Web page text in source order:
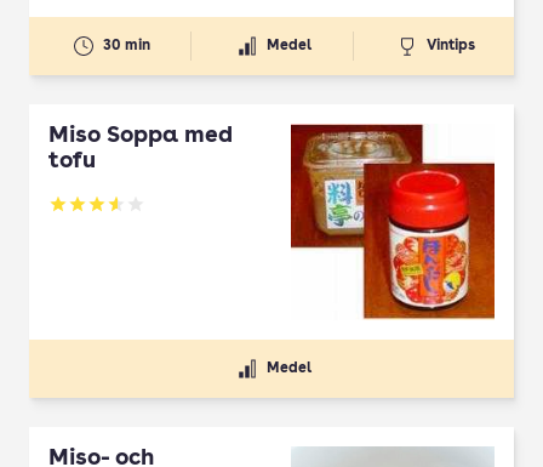
30 min Medel Vintips
Miso Soppa med
tofu
Betyg: 3.57 av 5
Medel
Miso- och